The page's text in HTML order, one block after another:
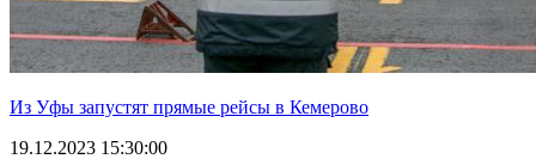
Из Уфы запустят прямые рейсы в Кемерово
19.12.2023 15:30:00